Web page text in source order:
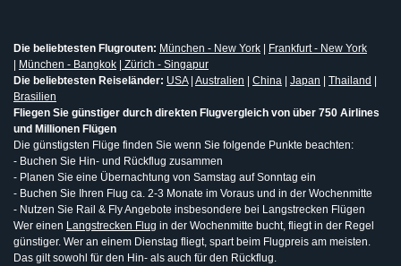
Die beliebtesten Flugrouten: München - New York
Frankfurt - New York
München - Bangkok
Zürich - Singapur
Die beliebtesten Reiseländer: USA| Australien China Japan Thailand
Brasilien
Fliegen Sie günstiger durch direkten Flugvergleich von über 750 Airlines
und Millionen Flügen
Die günstigsten Flüge finden Sie wenn Sie folgende Punkte beachten:
- Buchen Sie Hin- und Rückflug zusammen
- Planen Sie eine Übernachtung von Samstag auf Sonntag ein
- Buchen Sie Ihren Flug ca. 2-3 Monate im Voraus und in der Wochenmitte
- Nutzen Sie Rail & Fly Angebote insbesondere bei Langstrecken Flügen
Wer einen Langstrecken Flug in der Wochenmitte bucht, fliegt in der Regel
günstiger. Wer an einem Dienstag fliegt, spart beim Flugpreis am meisten.
Das gilt sowohl für den Hin- als auch für den Rückflug.